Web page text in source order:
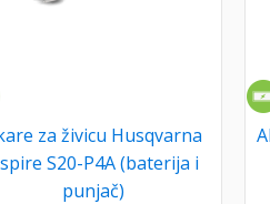
za živicu Husqvarna
S20-P4A (baterija i
punjač)